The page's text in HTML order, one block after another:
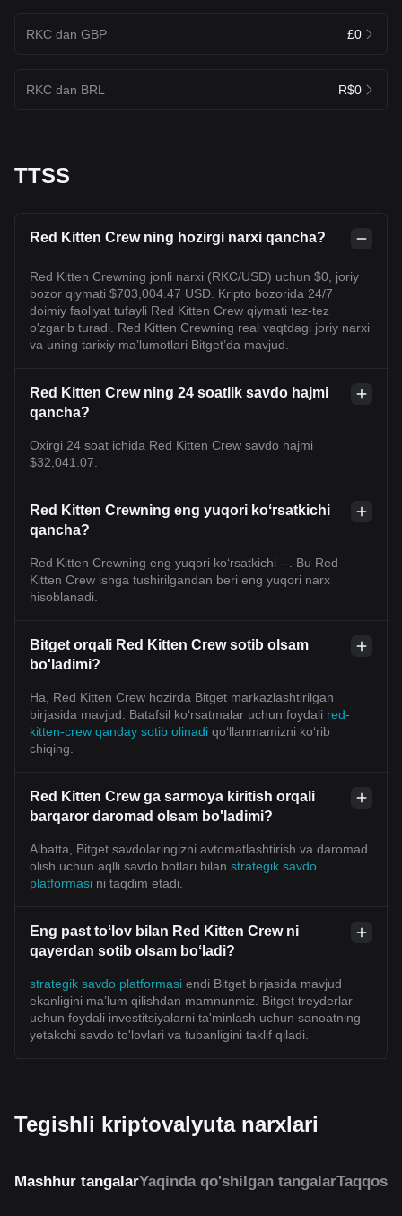
RKC dan GBP £0
RKC dan BRL R$0
TTSS
Red Kitten Crew ning hozirgi narxi qancha?
Red Kitten Crewning jonli narxi (RKC/USD) uchun $0, joriy
bozor qiymati $703,004.47 USD. Kripto bozorida 24/7
doimiy faoliyat tufayli Red Kitten Crew qiymati tez-tez
o'zgarib turadi. Red Kitten Crewning real vaqtdagi joriy narxi
va uning tarixiy maʼlumotlari Bitget’da mavjud.
Red Kitten Crew ning 24 soatlik savdo hajmi
qancha?
Oxirgi 24 soat ichida Red Kitten Crew savdo hajmi
$32,041.07.
Red Kitten Crewning eng yuqori koʻrsatkichi
qancha?
Red Kitten Crewning eng yuqori ko‘rsatkichi --. Bu Red
Kitten Crew ishga tushirilgandan beri eng yuqori narx
hisoblanadi.
Bitget orqali Red Kitten Crew sotib olsam
bo'ladimi?
Ha, Red Kitten Crew hozirda Bitget markazlashtirilgan
birjasida mavjud. Batafsil koʻrsatmalar uchun foydali red-
kitten-crew qanday sotib olinadi qoʻllanmamizni koʻrib
chiqing.
Red Kitten Crew ga sarmoya kiritish orqali
barqaror daromad olsam bo'ladimi?
Albatta, Bitget savdolaringizni avtomatlashtirish va daromad
olish uchun aqlli savdo botlari bilan strategik savdo
platformasi ni taqdim etadi.
Eng past toʻlov bilan Red Kitten Crew ni
qayerdan sotib olsam boʻladi?
strategik savdo platformasi endi Bitget birjasida mavjud
ekanligini ma’lum qilishdan mamnunmiz. Bitget treyderlar
uchun foydali investitsiyalarni ta'minlash uchun sanoatning
yetakchi savdo to'lovlari va tubanligini taklif qiladi.
Tegishli kriptovalyuta narxlari
Mashhur tangalarYaqinda qo'shilgan tangalar